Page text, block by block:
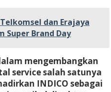
dan Erajaya
Super Brand Day
mengembangkan
service salah satunya
INDICO sebagai